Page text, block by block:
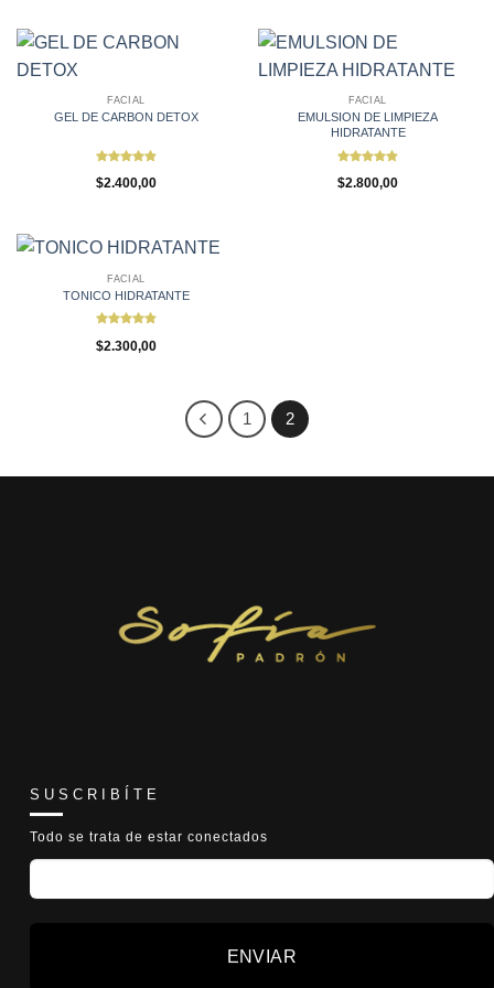
FACIAL
GEL DE CARBON DETOX
Valorado
con4.84
$2.400,00
FACIAL
EMULSION DE LIMPIEZA
HIDRATANTE
Valorado
con4.89
$2.800,00
FACIAL
TONICO HIDRATANTE
con4.9
$2.300,00
1 2
S U S C R I B Í T E
Todo se trata de estar conectados